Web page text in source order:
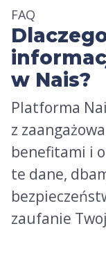
FAQ
w Nais?
Platforma
z
benefitami i
te dane,
zaufanie